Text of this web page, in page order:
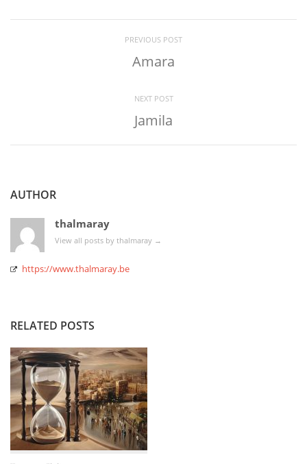
PREVIOUS POST
Amara
NEXT POST
Jamila
AUTHOR
thalmaray
View all posts by thalmaray →
https://www.thalmaray.be
RELATED POSTS